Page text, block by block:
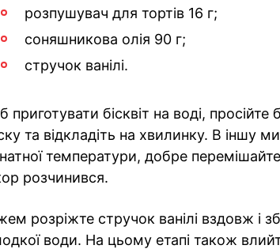
розпушувач для тортів 16 г;
соняшникова олія 90 г;
стручок ванілі.
приготувати бісквіт на воді,
та відкладіть на хвилинку. В іншу
температури, добре
розчинився.
розріжте стручок ванілі вздовж і
води. На цьому етапі також